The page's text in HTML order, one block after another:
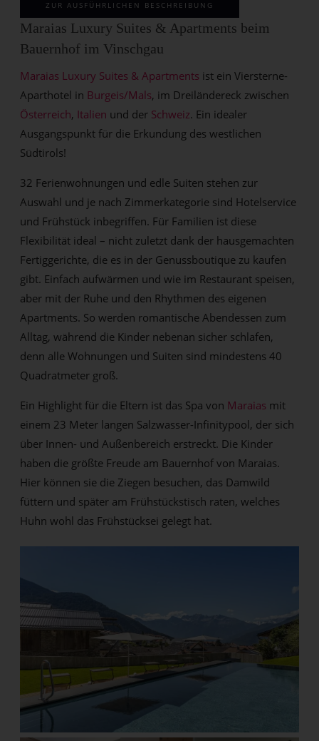
ZUR AUSFÜHRLICHEN BESCHREIBUNG
Maraias Luxury Suites & Apartments beim
Bauernhof im Vinschgau
Maraias Luxury Suites & Apartments ist ein Viersterne-
Aparthotel in Burgeis/Mals, im Dreiländereck zwischen
Österreich, Italien und der Schweiz. Ein idealer
Ausgangspunkt für die Erkundung des westlichen
Südtirols!
32 Ferienwohnungen und edle Suiten stehen zur
Auswahl und je nach Zimmerkategorie sind Hotelservice
und Frühstück inbegriffen. Für Familien ist diese
Flexibilität ideal – nicht zuletzt dank der hausgemachten
Fertiggerichte, die es in der Genussboutique zu kaufen
gibt. Einfach aufwärmen und wie im Restaurant speisen,
aber mit der Ruhe und den Rhythmen des eigenen
Apartments. So werden romantische Abendessen zum
Alltag, während die Kinder nebenan sicher schlafen,
denn alle Wohnungen und Suiten sind mindestens 40
Quadratmeter groß.
Ein Highlight für die Eltern ist das Spa von Maraias mit
einem 23 Meter langen Salzwasser-Infinitypool, der sich
über Innen- und Außenbereich erstreckt. Die Kinder
haben die größte Freude am Bauernhof von Maraias.
Hier können sie die Ziegen besuchen, das Damwild
füttern und später am Frühstückstisch raten, welches
Huhn wohl das Frühstücksei gelegt hat.